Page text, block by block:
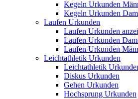
Kegeln Urkunden
Kegeln Urkunden
Laufen Urkunden
Laufen Urkunden
Laufen Urkunden
Laufen Urkunden
Leichtathletik Urkunden
Leichtathletik
Diskus Urkunden
Gehen Urkunden
Hochsprung Urkunden